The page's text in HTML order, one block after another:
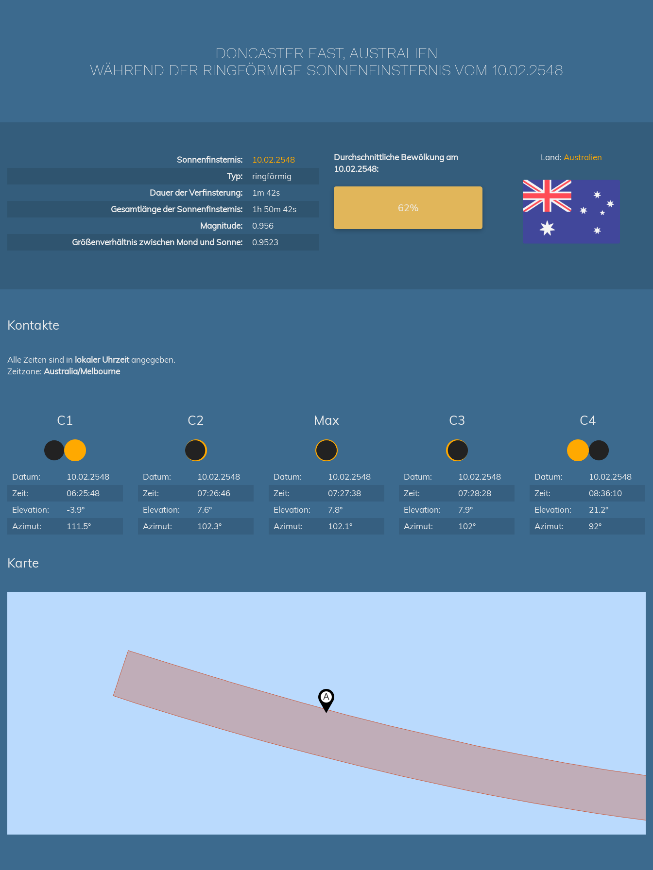
DONCASTER EAST, AUSTRALIEN
WÄHREND DER RINGFÖRMIGE SONNENFINSTERNIS VOM 10.02.2548
Sonnenfinsternis:
10.02.2548
Typ:
ringförmig
Dauer der Verfinsterung:
1m 42s
Gesamtlänge der Sonnenfinsternis:
1h 50m 42s
Magnitude:
0.956
Größenverhältnis zwischen Mond und Sonne:
0.9523
Durchschnittliche Bewölkung am
10.02.2548:
62%
Land: Australien
Kontakte
Alle Zeiten sind in lokaler Uhrzeitangegeben.
Zeitzone: Australia/Melbourne
C1
Datum:
10.02.2548
Zeit:
06:25:48
Elevation:
-3.9°
Azimut:
111.5°
C2
Datum:
10.02.2548
Zeit:
07:26:46
Elevation:
7.6°
Azimut:
102.3°
Max
Datum:
10.02.2548
Zeit:
07:27:38
Elevation:
7.8°
Azimut:
102.1°
C3
Datum:
10.02.2548
Zeit:
07:28:28
Elevation:
7.9°
Azimut:
102°
C4
Datum:
10.02.2548
Zeit:
08:36:10
Elevation:
21.2°
Azimut:
92°
Karte